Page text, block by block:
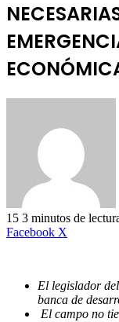
15 3 minutos de
Facebook X
El legislador
banca de
El campo no